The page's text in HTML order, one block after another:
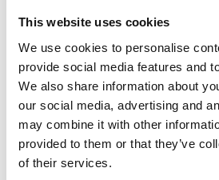
This website uses cookies
We use cookies to personalise
provide social media features and
We also share information about
our social media, advertising and
may combine it with other
provided to them or that they’ve
of their services.
omfatter en modig sønderjysk SMV,
sværvægtsleverandør til
virksomhed med ”klar udsigt” til
Müller Gas Equipment, Niebuhr
Årets tre nominerede til prisen, skal
interesserede DIRA-medlemmer. Det
20. og 27. august. Der indledes